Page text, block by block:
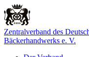
Zentralverband des
Bäckerhandwerks e. V.